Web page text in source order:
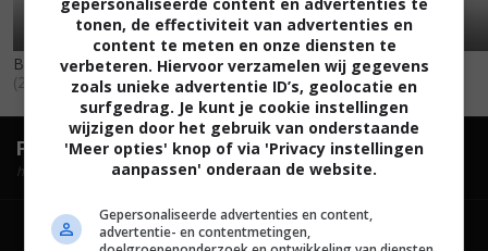
BlackJack: Ace Point Game
(2005)
FilmTotaal.Hét online filmoverzicht.
hosted by
tonen, de effectiviteit van advertenties en
content te meten en onze diensten te
verbeteren. Hiervoor verzamelen wij gegevens
zoals unieke advertentie ID’s, geolocatie en
surfgedrag. Je kunt je cookie instellingen
wijzigen door het gebruik van onderstaande
'Meer opties' knop of via 'Privacy instellingen
aanpassen' onderaan de website.
Gepersonaliseerde advertenties en content,
advertentie- en contentmetingen,